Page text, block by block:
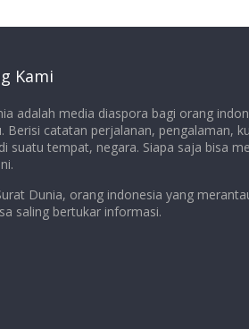
Kami
adalah media diaspora bagi orang
Berisi catatan perjalanan, pengalaman,
suatu tempat, negara. Siapa saja bisa
Dunia, orang indonesia yang
saling bertukar informasi.